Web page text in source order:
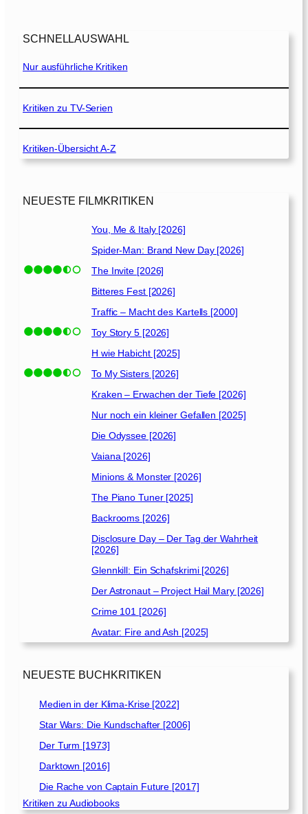
[
0
1
9
SCHNELLAUSWAHL
Nur ausführliche Kritiken
Kritiken zu TV-Serien
Kritiken-Übersicht A-Z
NEUESTE FILMKRITIKEN
You, Me & Italy [2026]
Spider-Man: Brand New Day [2026]
The Invite [2026]
Bitteres Fest [2026]
Traffic – Macht des Kartells [2000]
Toy Story 5 [2026]
H wie Habicht [2025]
To My Sisters [2026]
Kraken – Erwachen der Tiefe [2026]
Nur noch ein kleiner Gefallen [2025]
Die Odyssee [2026]
Vaiana [2026]
Minions & Monster [2026]
The Piano Tuner [2025]
Backrooms [2026]
Disclosure Day – Der Tag der Wahrheit
[2026]
Glennkill: Ein Schafskrimi [2026]
Der Astronaut – Project Hail Mary [2026]
Crime 101 [2026]
Avatar: Fire and Ash [2025]
NEUESTE BUCHKRITIKEN
Medien in der Klima-Krise [2022]
Star Wars: Die Kundschafter [2006]
Der Turm [1973]
Darktown [2016]
Die Rache von Captain Future [2017]
Kritiken zu Audiobooks